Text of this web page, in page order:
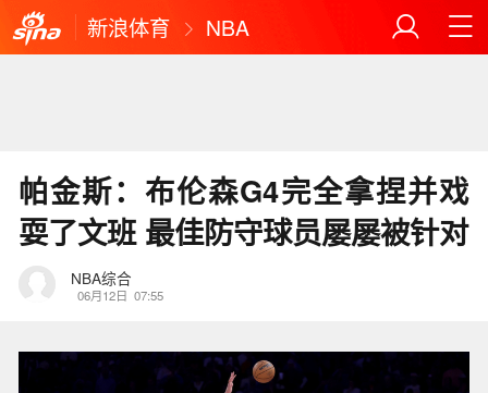
新浪体育 NBA
帕金斯：布伦森G4完全拿捏并戏
耍了文班 最佳防守球员屡屡被针对
NBA综合
06月12日 07:55